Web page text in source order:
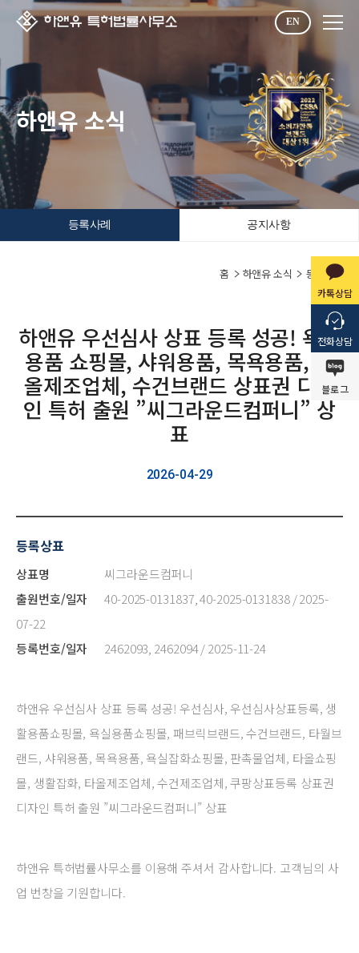
EN
카톡상담
전화상담
블로그
하앤유 소식
등록사례 공지사항
홈 하앤유 소식 등록사례
하앤유 우선심사 상표 등록 성공! 욕실
용품 쇼핑몰, 샤워용품, 목욕용품, 타
올제조업체, 수건브랜드 상표권 디자
인 특허 출원 ”씨그라운드컴퍼니” 상
표
2026-04-29
등록상표
상표명
씨그라운드컴퍼니
출원번호/일자
40-2025-0131837, 40-2025-0131838 / 2025-
07-22
등록번호/일자
2462093, 2462094 / 2025-11-24
하앤유 우선심사 상표 등록 성공! 우선심사, 우선심사상표등록, 생
활용품쇼핑몰, 욕실용품쇼핑몰, 패브릭브랜드, 수건브랜드, 타월브
랜드, 샤워용품, 목욕용품, 욕실잡화쇼핑몰, 판촉물업체, 타올쇼핑
몰, 생활잡화, 타올제조업체, 수건제조업체, 쿠팡상표등록 상표권
디자인 특허 출원 ”씨그라운드컴퍼니” 상표
하앤유 특허법률사무소를 이용해 주셔서 감사합니다. 고객님의 사
업 번창을 기원합니다.